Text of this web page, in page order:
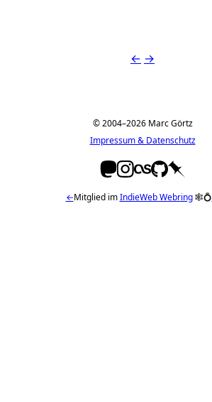
← →
© 2004–2026 Marc Görtz
Impressum & Datenschutz
←Mitglied imIndieWeb Webring🕸💍